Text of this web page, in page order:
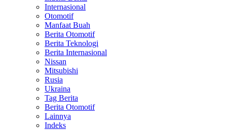
Internasional
Otomotif
Manfaat Buah
Berita Otomotif
Berita Teknologi
Berita Internasional
Nissan
Mitsubishi
Rusia
Ukraina
Tag Berita
Berita Otomotif
Lainnya
Indeks